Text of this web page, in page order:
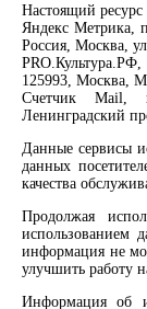
Продлить
Спроси
Спроси
Оцените
Направить
Соцсети
Вконтакте
Max
Rutube
Заметили
клавиши
Настоящий ресурс
Яндекс Метрика,
Россия, Москва,
125993, Москва,
Счетчик Mail,
Ленинградский
Данные сервисы
данных
качества
Продолжая
использованием
информация не
улучшить работу
Информация об